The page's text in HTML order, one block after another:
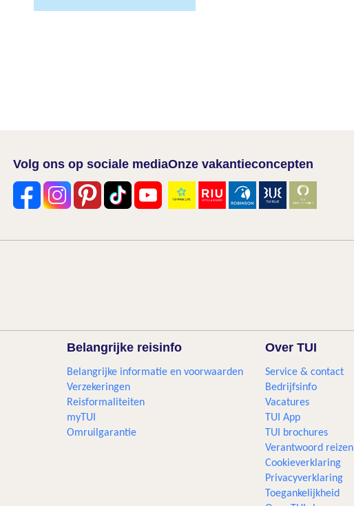
Volg ons op sociale mediaOnze vakantieconcepten
Belangrijke reisinfo
Belangrijke informatie en voorwaarden
Verzekeringen
Reisformaliteiten
myTUI
Omruilgarantie
Over TUI
Service & contact
Bedrijfsinfo
Vacatures
TUI App
TUI brochures
Verantwoord reizen
Cookieverklaring
Privacyverklaring
Toegankelijkheid